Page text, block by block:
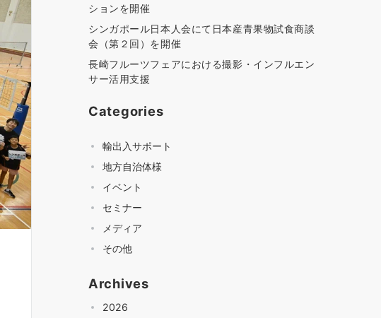
ションを開催
シンガポール日本人会にて日本産青果物試食商談
会（第２回）を開催
長崎フルーツフェアにおける撮影・インフルエン
サー活用支援
Categories
輸出入サポート
地方自治体様
イベント
セミナー
メディア
その他
Archives
2026